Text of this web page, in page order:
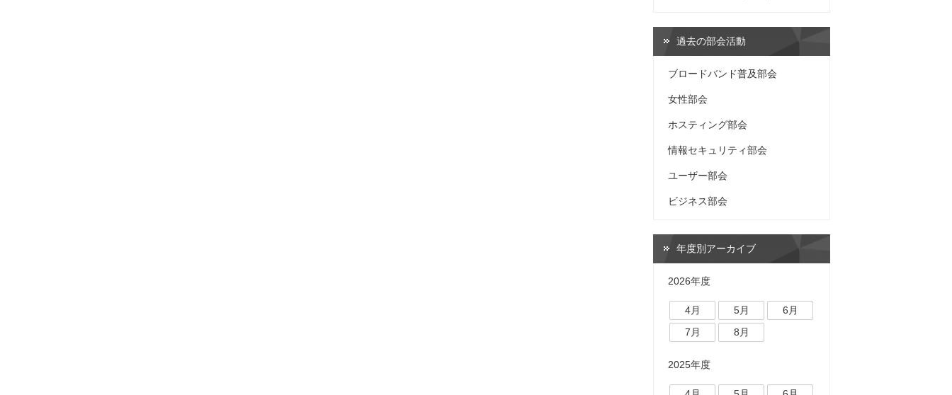
過去の部会活動
ブロードバンド普及部会
女性部会
ホスティング部会
情報セキュリティ部会
ユーザー部会
ビジネス部会
年度別アーカイブ
2026年度
4月 5月
6月
7月
8月
2025年度